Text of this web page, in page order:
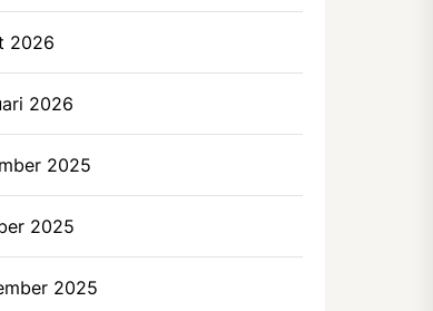
2026
2026
2025
2025
2025